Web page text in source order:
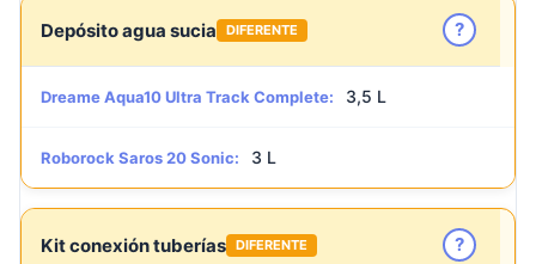
Depósito agua sucia DIFERENTE ?
Dreame Aqua10 Ultra Track Complete: 3,5 L
Roborock Saros 20 Sonic: 3 L
Kit conexión tuberías DIFERENTE ?